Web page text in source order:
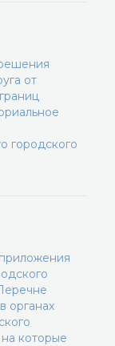
от
городского
органах
которые